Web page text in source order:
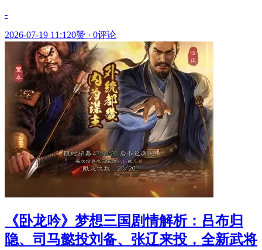
-
2026-07-19 11:120赞 · 0评论
《卧龙吟》梦想三国剧情解析：吕布归
隐、司马懿投刘备、张辽来投，全新武将